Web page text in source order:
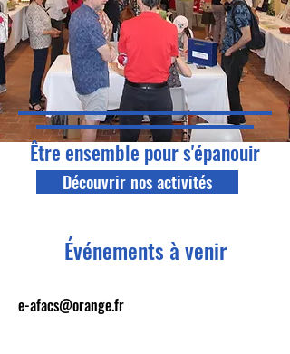
Être ensemble pour s'épanouir
Découvrir nos activités
Événements à venir
e-afacs@orange.fr